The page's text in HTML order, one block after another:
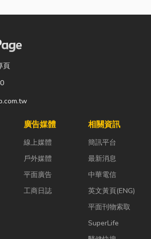
頁
廣告媒體
線上媒體
戶外媒體
平面廣告
工商日誌
相關資訊
簡訊平台
最新消息
中華電信
英文黃頁(ENG)
平面刊物索取
SuperLife